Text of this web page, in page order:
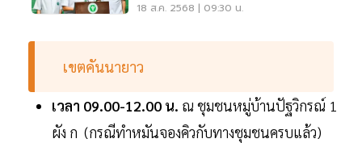
18 ส.ค. 2568 | 09:30 น.
เขตคันนายาว
เวลา 09.00-12.00 น. ณ ชุมชนหมู่บ้านปัฐวิกรณ์ 1
ผัง ก (กรณีทำหมันจองคิวกับทางชุมชนครบแล้ว)